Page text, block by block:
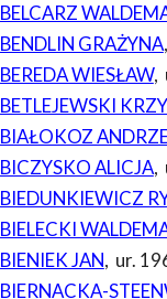
BELCARZ
BENDLIN GRAŻYNA,
BEREDA WIESŁAW,
BETLEJEWSKI
BIAŁOKOZ
BICZYSKO ALICJA,
BIEDUNKIEWICZ
BIELECKI
BIENIEK JAN, ur.
BIERNACKA-